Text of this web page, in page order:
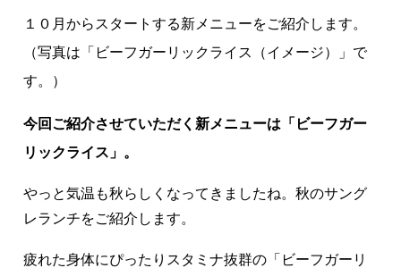
１０月からスタートする新メニューをご紹介します。
（写真は「ビーフガーリックライス（イメージ）」で
す。）
今回ご紹介させていただく新メニューは「ビーフガー
リックライス」。
やっと気温も秋らしくなってきましたね。秋のサング
レランチをご紹介します。
疲れた身体にぴったりスタミナ抜群の「ビーフガーリ